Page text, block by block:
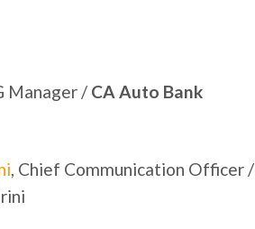
Manager / CA Auto Bank
, Chief Communication Officer /